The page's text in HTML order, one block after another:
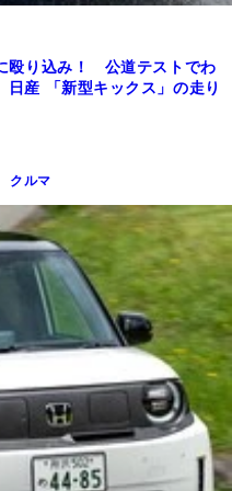
殴り込み！ 公道テストでわ
産 「新型キックス」の走り
クルマ